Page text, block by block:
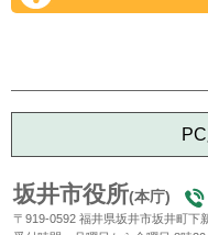
坂井市役所(本庁)
〒919-0592 福井県坂井市坂井町下